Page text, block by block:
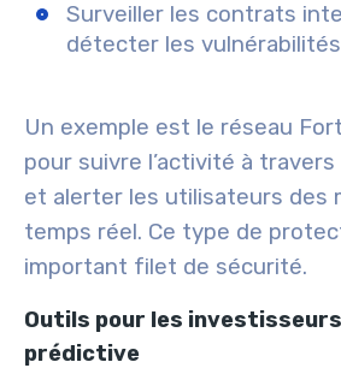
Surveiller les contrats
détecter les vulnérabilités
Un exemple est le réseau
pour suivre l’activité à
et alerter les utilisateurs des
temps réel. Ce type de
important filet de sécurité.
Outils pour les
prédictive